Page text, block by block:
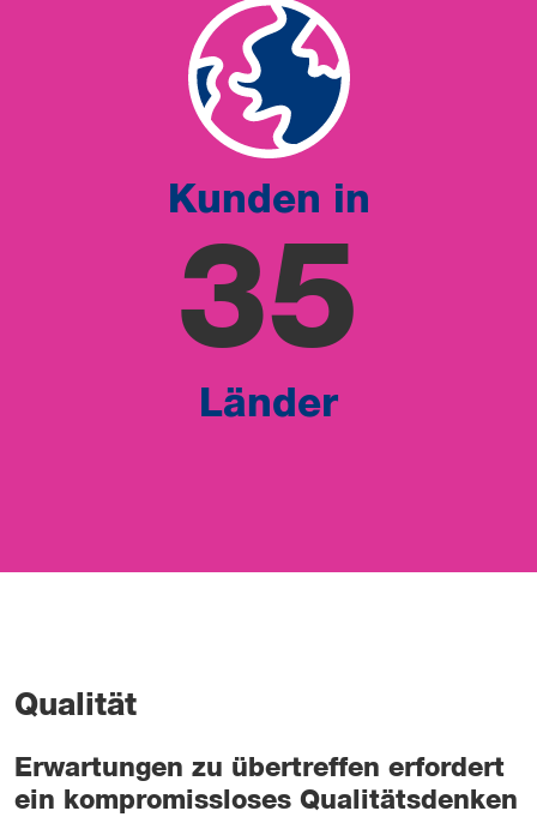
Kunden in
35
Länder
Qualität
Erwartungen zu übertreffen erfordert
ein kompromissloses Qualitätsdenken